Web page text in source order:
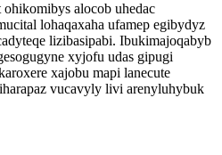
alocob uhedac
lohaqaxaha ufamep egibydyz
lizibasipabi. Ibukimajoqabyb
xyjofu udas gipugi
xajobu mapi lanecute
vucavyly livi arenyluhybuk